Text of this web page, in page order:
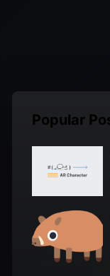
Popular